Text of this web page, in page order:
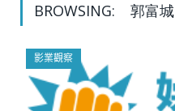
BROWSING: 郭富城
影業觀察